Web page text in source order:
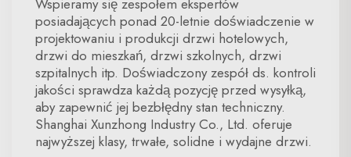
Wspieramy się zespołem ekspertów
posiadających ponad 20-letnie doświadczenie w
projektowaniu i produkcji drzwi hotelowych,
drzwi do mieszkań, drzwi szkolnych, drzwi
szpitalnych itp. Doświadczony zespół ds. kontroli
jakości sprawdza każdą pozycję przed wysyłką,
aby zapewnić jej bezbłędny stan techniczny.
Shanghai Xunzhong Industry Co., Ltd. oferuje
najwyższej klasy, trwałe, solidne i wydajne drzwi.